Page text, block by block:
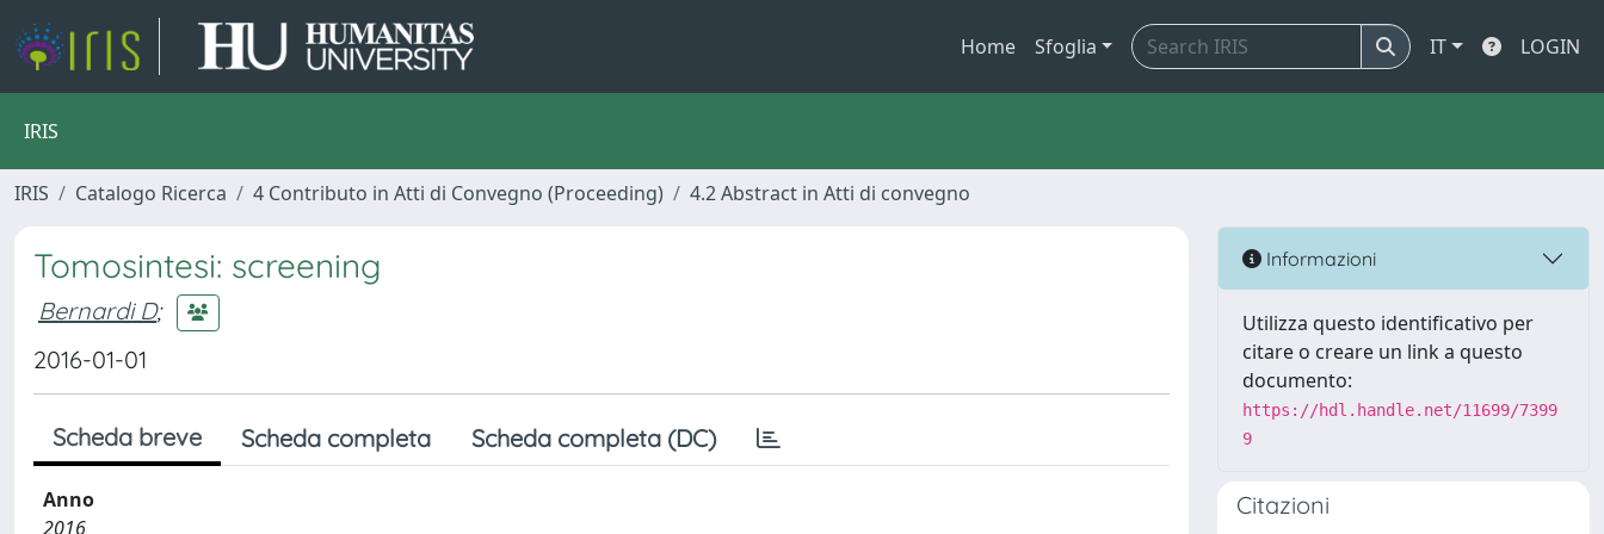
Home Sfoglia IT LOGIN
IRIS
IRIS Catalogo Ricerca 4 Contributo in Atti di Convegno (Proceeding) 4.2 Abstract in Atti di convegno
Tomosintesi: screening
Bernardi D;
2016-01-01
Scheda breve Scheda completa Scheda completa (DC)
Anno
2016
Informazioni
Utilizza questo identificativo per
citare o creare un link a questo
documento:
https://hdl.handle.net/11699/7399
9
Citazioni